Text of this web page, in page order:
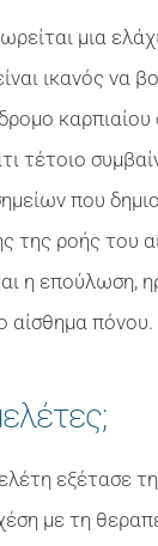
μια
ικανός να
τέτοιο
που
της ροής του
η επούλωση,
αίσθημα πόνου.
εξέτασε
με τη